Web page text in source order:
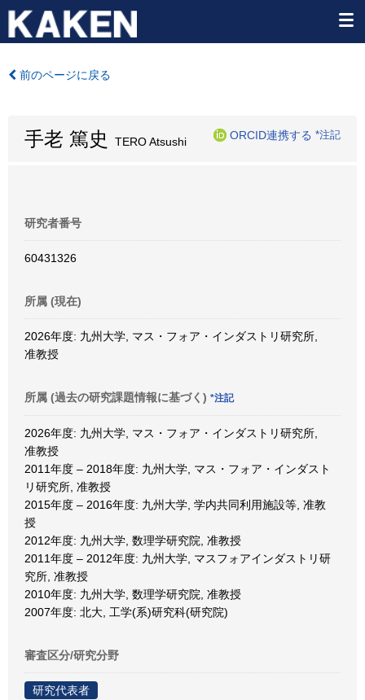
前のページに戻る
手老 篤史 TERO Atsushi
ORCID連携する *注記
研究者番号
60431326
所属 (現在)
2026年度: 九州大学, マス・フォア・インダストリ研究所,
准教授
所属 (過去の研究課題情報に基づく) *注記
2026年度: 九州大学, マス・フォア・インダストリ研究所,
准教授
2011年度 – 2018年度: 九州大学, マス・フォア・インダスト
リ研究所, 准教授
2015年度 – 2016年度: 九州大学, 学内共同利用施設等, 准教
授
2012年度: 九州大学, 数理学研究院, 准教授
2011年度 – 2012年度: 九州大学, マスフォアインダストリ研
究所, 准教授
2010年度: 九州大学, 数理学研究院, 准教授
2007年度: 北大, 工学(系)研究科(研究院)
審査区分/研究分野
研究代表者